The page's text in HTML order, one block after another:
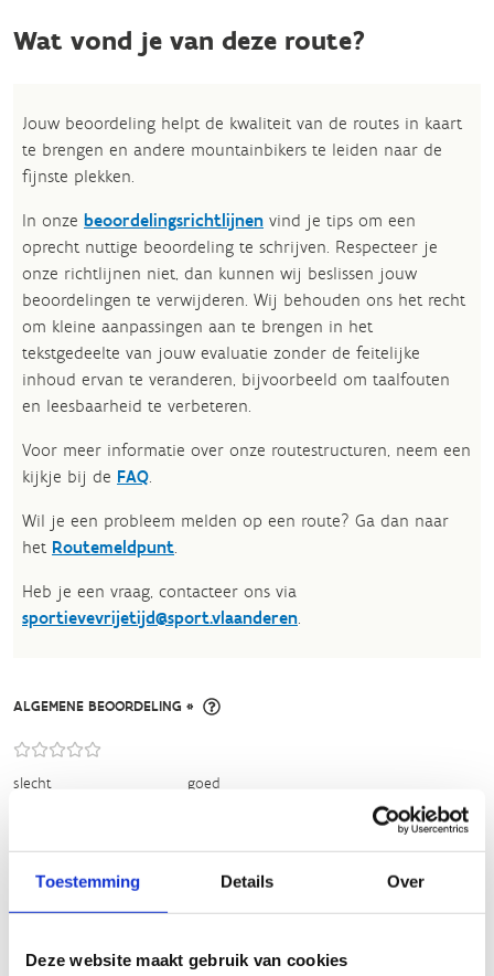
Toestemming Details Over
Deze website maakt gebruik van cookies
Wat vond je van deze route?
Jouw beoordeling helpt de kwaliteit van de routes in kaart
te brengen en andere mountainbikers te leiden naar de
fijnste plekken.
In onze beoordelingsrichtlijnen vind je tips om een
oprecht nuttige beoordeling te schrijven. Respecteer je
onze richtlijnen niet, dan kunnen wij beslissen jouw
beoordelingen te verwijderen. Wij behouden ons het recht
om kleine aanpassingen aan te brengen in het
tekstgedeelte van jouw evaluatie zonder de feitelijke
inhoud ervan te veranderen, bijvoorbeeld om taalfouten
en leesbaarheid te verbeteren.​
Voor meer informatie over onze routestructuren, neem een
kijkje bij de FAQ.
Wil je een probleem melden op een route? Ga dan naar
het Routemeldpunt.
Heb je een vraag, contacteer ons via
sportievevrijetijd@sport.vlaanderen.​
ALGEMENE BEOORDELING *
slecht goed
licht zwaar
TECHNISCHE MOEILIJKHEIDSGRAAD